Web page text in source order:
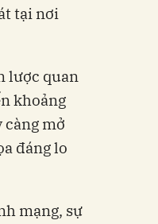
tại nơi
lược quan
khoảng
càng mở
đáng lo
mạng, sự